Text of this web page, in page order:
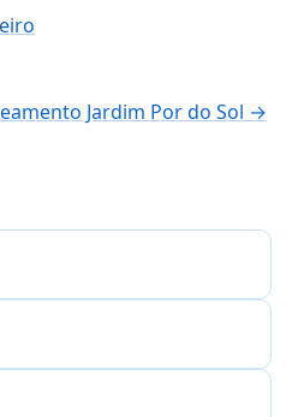
Jardim Por do Sol →